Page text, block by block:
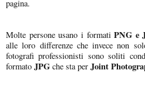
pagina.
Molte persone usano i formatiPNG e
alle loro differenze che invece non
fotografi professionisti sono soliti
formato JPG che sta per Joint